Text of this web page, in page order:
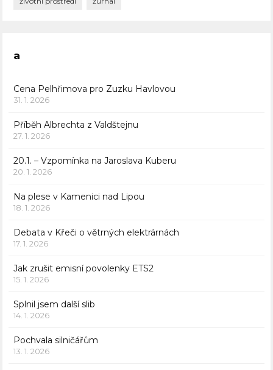
a
Cena Pelhřimova pro Zuzku Havlovou
31. 1. 2026
Příběh Albrechta z Valdštejnu
27. 1. 2026
20.1. – Vzpomínka na Jaroslava Kuberu
20. 1. 2026
Na plese v Kamenici nad Lipou
18. 1. 2026
Debata v Křeči o větrných elektrárnách
17. 1. 2026
Jak zrušit emisní povolenky ETS2
15. 1. 2026
Splnil jsem další slib
14. 1. 2026
Pochvala silničářům
13. 1. 2026